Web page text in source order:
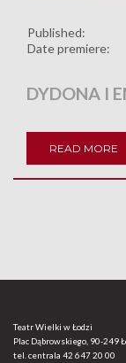
Published:
Date premiere:
DYDONA I
READ MORE
Teatr Wielki w Łodzi
Plac Dąbrowskiego, 90-249
tel. centrala 42 647 20 00